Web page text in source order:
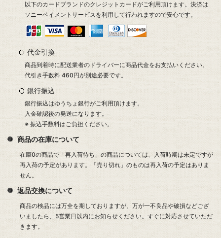
以下のカードブランドのクレジットカードがご利用頂けます。決済は
ソニーペイメントサービスを利用して行われますので安心です。
代金引換
商品到着時に配送業者のドライバーに商品代金をお支払いください。
代引き手数料 460円が別途必要です。
銀行振込
銀行振込はゆうちょ銀行がご利用頂けます。
入金確認後の発送になります。
※ 振込手数料はご負担ください。
商品の在庫について
在庫0の商品で「再入荷待ち」の商品については、入荷時期は未定ですが
再入荷の予定があります。「売り切れ」のものは再入荷の予定はありま
せん。
返品交換について
商品の検品には万全を期しておりますが、万が一不良品や破損などござ
いましたら、5営業日以内にお知らせください。すぐに対応させていただ
きます。